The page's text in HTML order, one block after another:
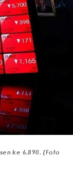
ke 6.890. (Foto